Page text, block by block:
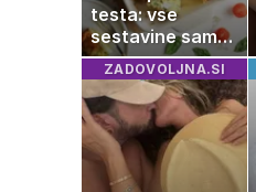
testa: vse
sestavine samo
zmešate in
pečica opravi
ostalo
ZADOVOLJNA.SI